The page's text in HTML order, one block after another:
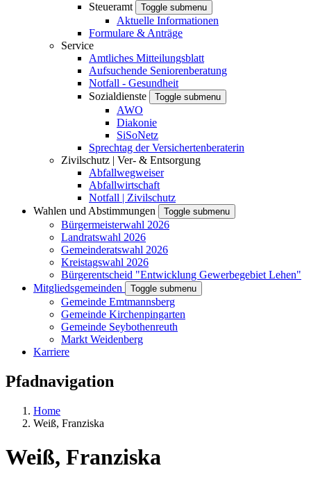
Steueramt
Toggle submenu
Aktuelle Informationen
Formulare & Anträge
Service
Amtliches Mitteilungsblatt
Aufsuchende Seniorenberatung
Notfall - Gesundheit
Sozialdienste
Toggle submenu
AWO
Diakonie
SiSoNetz
Sprechtag der Versichertenberaterin
Zivilschutz | Ver- & Entsorgung
Abfallwegweiser
Abfallwirtschaft
Notfall | Zivilschutz
Wahlen und Abstimmungen
Toggle submenu
Bürgermeisterwahl 2026
Landratswahl 2026
Gemeinderatswahl 2026
Kreistagswahl 2026
Bürgerentscheid "Entwicklung Gewerbegebiet Lehen"
Mitgliedsgemeinden
Toggle submenu
Gemeinde Emtmannsberg
Gemeinde Kirchenpingarten
Gemeinde Seybothenreuth
Markt Weidenberg
Karriere
Pfadnavigation
Home
Weiß, Franziska
Weiß, Franziska